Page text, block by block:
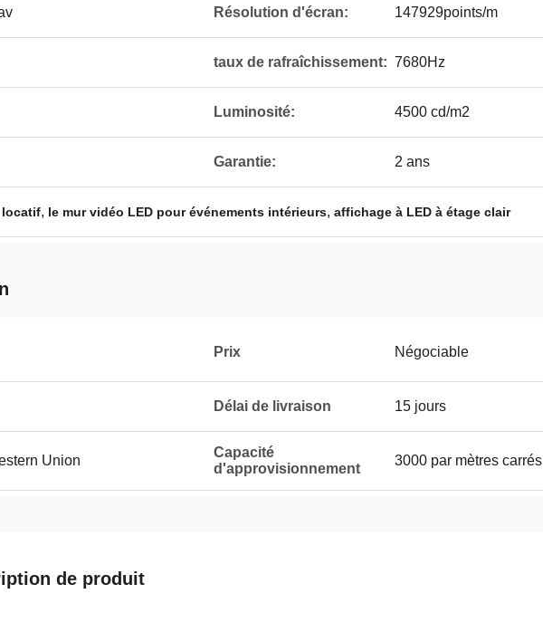
Résolution d'écran: 147929points/m
taux de rafraîchissement: 7680Hz
Luminosité: 4500 cd/m2
Garantie: 2 ans
locatif, le mur vidéo LED pour événements intérieurs, affichage à LED à étage clair
Prix Négociable
Délai de livraison 15 jours
Union
Capacité
d'approvisionnement
3000 par mètres carrés
de produit